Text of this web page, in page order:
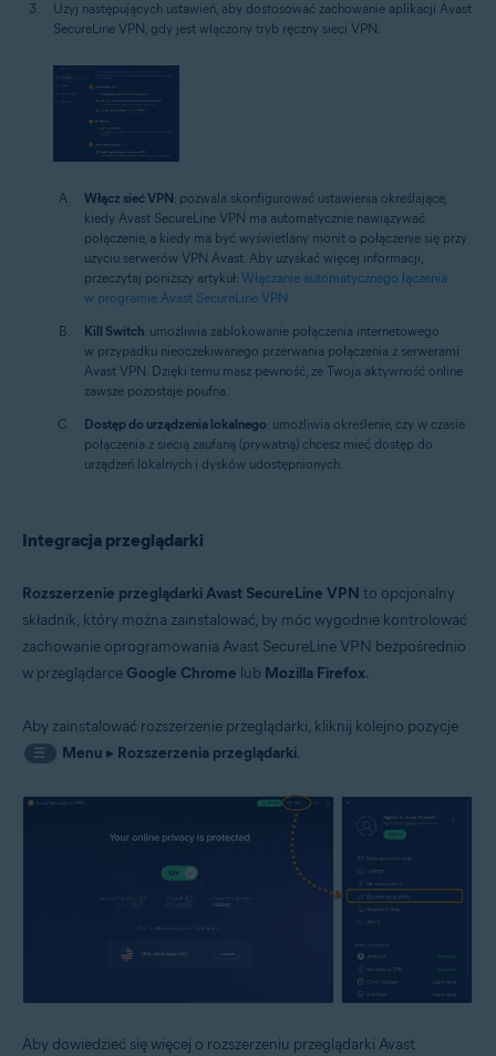
Użyj następujących ustawień, aby dostosować zachowanie aplikacji Avast
SecureLine VPN, gdy jest włączony tryb ręczny sieci VPN:
Włącz sieć VPN: pozwala skonfigurować ustawienia określające,
kiedy Avast SecureLine VPN ma automatycznie nawiązywać
połączenie, a kiedy ma być wyświetlany monit o połączenie się przy
użyciu serwerów VPN Avast. Aby uzyskać więcej informacji,
przeczytaj poniższy artykuł: Włączanie automatycznego łączenia
w programie Avast SecureLine VPN
Kill Switch: umożliwia zablokowanie połączenia internetowego
w przypadku nieoczekiwanego przerwania połączenia z serwerami
Avast VPN. Dzięki temu masz pewność, że Twoja aktywność online
zawsze pozostaje poufna.
Dostęp do urządzenia lokalnego: umożliwia określenie, czy w czasie
połączenia z siecią zaufaną (prywatną) chcesz mieć dostęp do
urządzeń lokalnych i dysków udostępnionych.
Integracja przeglądarki
Rozszerzenie przeglądarki Avast SecureLine VPN to opcjonalny
składnik, który można zainstalować, by móc wygodnie kontrolować
zachowanie oprogramowania Avast SecureLine VPN bezpośrednio
w przeglądarce Google Chrome lub Mozilla Firefox.
Aby zainstalować rozszerzenie przeglądarki, kliknij kolejno pozycje
☰ Menu ▸ Rozszerzenia przeglądarki.
Aby dowiedzieć się więcej o rozszerzeniu przeglądarki Avast